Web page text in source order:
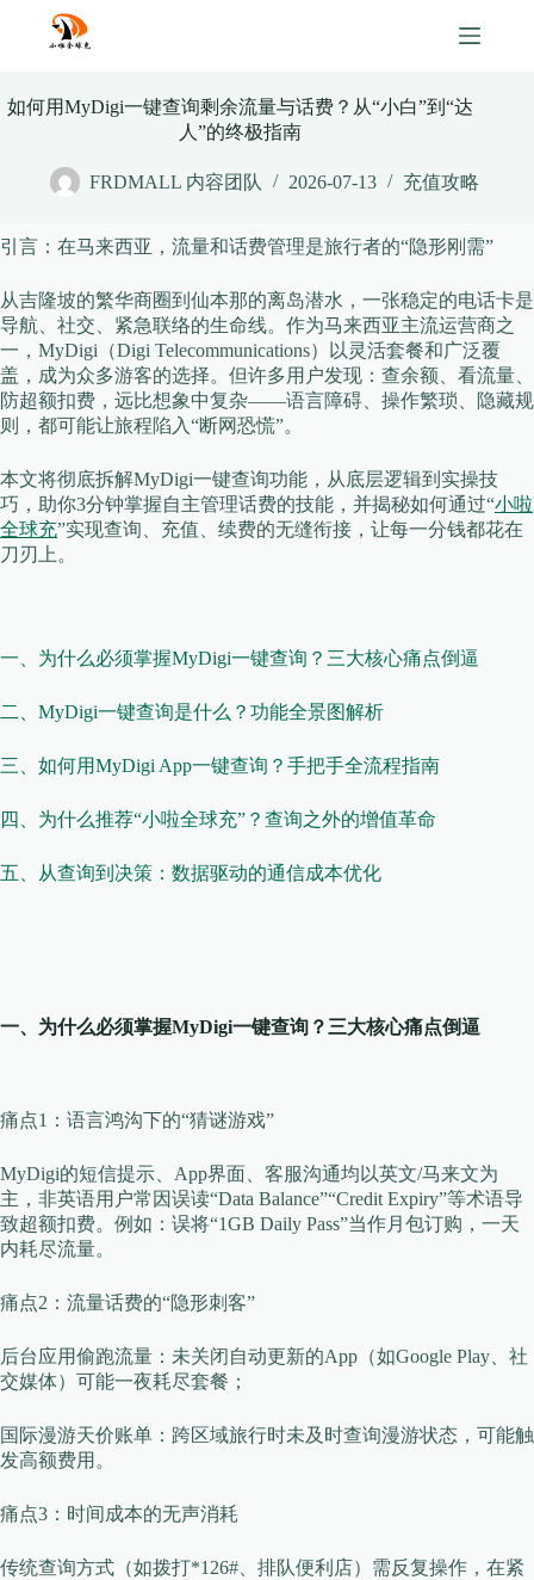
content
如何用MyDigi一键查询剩余流量与话费？从“小白”到“达
人”的终极指南
FRDMALL 内容团队 2026-07-13 充值攻略
​引言：在马来西亚，流量和话费管理是旅行者的“隐形刚需”​​
从吉隆坡的繁华商圈到仙本那的离岛潜水，一张稳定的电话卡是
导航、社交、紧急联络的生命线。作为马来西亚主流运营商之
一，MyDigi（Digi Telecommunications）以灵活套餐和广泛覆
盖，成为众多游客的选择。但许多用户发现：查余额、看流量、
防超额扣费，远比想象中复杂——语言障碍、操作繁琐、隐藏规
则，都可能让旅程陷入“断网恐慌”。
本文将彻底拆解MyDigi一键查询功能，从底层逻辑到实操技
巧，助你3分钟掌握自主管理话费的技能，并揭秘如何通过“小啦
全球充”实现查询、充值、续费的无缝衔接，让每一分钱都花在
刀刃上。
​​一、为什么必须掌握MyDigi一键查询？三大核心痛点倒逼
​​二、MyDigi一键查询是什么？功能全景图解析​​
​​三、如何用MyDigi App一键查询？手把手全流程指南​​
​​四、为什么推荐“小啦全球充”？查询之外的增值革命​​
​​五、从查询到决策：数据驱动的通信成本优化​​
​​一、为什么必须掌握MyDigi一键查询？三大核心痛点倒逼
​​痛点1：语言鸿沟下的“猜谜游戏”​​
MyDigi的短信提示、App界面、客服沟通均以英文/马来文为
主，非英语用户常因误读“Data Balance”“Credit Expiry”等术语导
致超额扣费。例如：误将“1GB Daily Pass”当作月包订购，一天
内耗尽流量。
​​痛点2：流量话费的“隐形刺客”​​
​​后台应用偷跑流量​​：未关闭自动更新的App（如Google Play、社
交媒体）可能一夜耗尽套餐；
​​国际漫游天价账单​​：跨区域旅行时未及时查询漫游状态，可能触
发高额费用。
​​痛点3：时间成本的无声消耗​​
传统查询方式（如拨打*126#、排队便利店）需反复操作，在紧